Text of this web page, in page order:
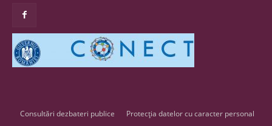
Consultări dezbateri publice Protecția datelor cu caracter personal